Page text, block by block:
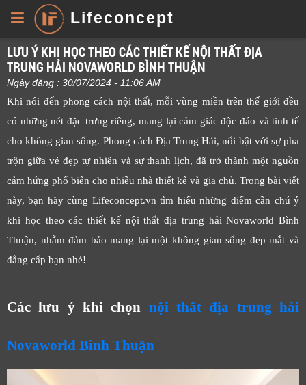
Lifeconcept
LƯU Ý KHI HỌC THEO CÁC THIẾT KẾ NỘI THẤT ĐỊA
TRUNG HẢI NOVAWORLD BÌNH THUẬN
Ngày đăng : 30/07/2024 - 11:06 AM
Khi nói đến phong cách nội thất, mỗi vùng miền trên thế giới đều
có những nét đặc trưng riêng, mang lại cảm giác độc đáo và tinh tế
cho không gian sống. Phong cách Địa Trung Hải, nổi bật với sự pha
trộn giữa vẻ đẹp tự nhiên và sự thanh lịch, đã trở thành một nguồn
cảm hứng phổ biến cho nhiều nhà thiết kế và gia chủ. Trong bài viết
này, bạn hãy cùng Lifeconcept.vn tìm hiểu những điểm cần chú ý
khi học theo các thiết kế nội thất địa trung hải Novaworld Bình
Thuận, nhằm đảm bảo mang lại một không gian sống đẹp mắt và
đẳng cấp bạn nhé!
Các lưu ý khi chọn nội thất địa trung hải
Novaworld Bình Thuận